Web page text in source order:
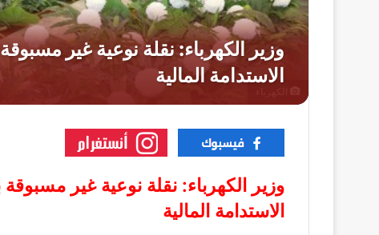
وزير الكهرباء: نقلة نوعية غير
الاستدامة المالية